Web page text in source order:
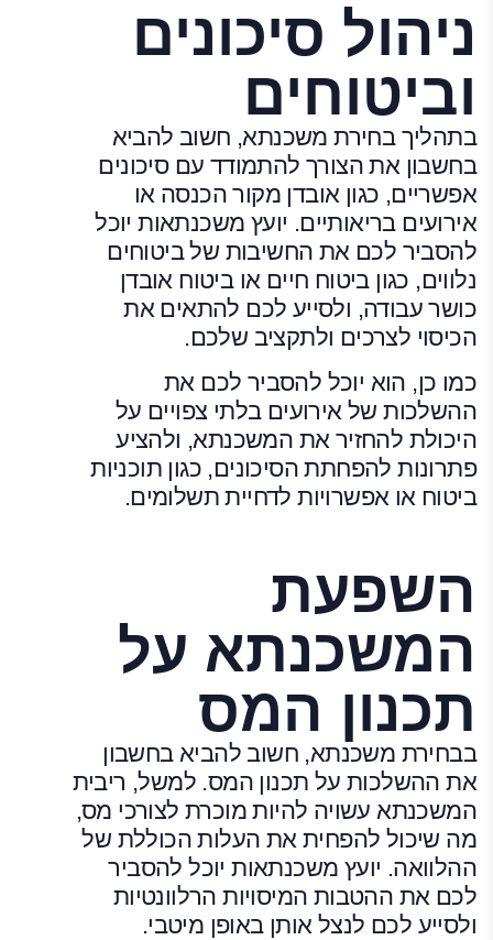
ניהול סיכונים
וביטוחים
בתהליך בחירת משכנתא, חשוב להביא
בחשבון את הצורך להתמודד עם סיכונים
אפשריים, כגון אובדן מקור הכנסה או
אירועים בריאותיים. יועץ משכנתאות יוכל
להסביר לכם את החשיבות של ביטוחים
נלווים, כגון ביטוח חיים או ביטוח אובדן
כושר עבודה, ולסייע לכם להתאים את
הכיסוי לצרכים ולתקציב שלכם.
כמו כן, הוא יוכל להסביר לכם את
ההשלכות של אירועים בלתי צפויים על
היכולת להחזיר את המשכנתא, ולהציע
פתרונות להפחתת הסיכונים, כגון תוכניות
ביטוח או אפשרויות לדחיית תשלומים.
השפעת
המשכנתא על
תכנון המס
בבחירת משכנתא, חשוב להביא בחשבון
את ההשלכות על תכנון המס. למשל, ריבית
המשכנתא עשויה להיות מוכרת לצורכי מס,
מה שיכול להפחית את העלות הכוללת של
ההלוואה. יועץ משכנתאות יוכל להסביר
לכם את ההטבות המיסויות הרלוונטיות
ולסייע לכם לנצל אותן באופן מיטבי.